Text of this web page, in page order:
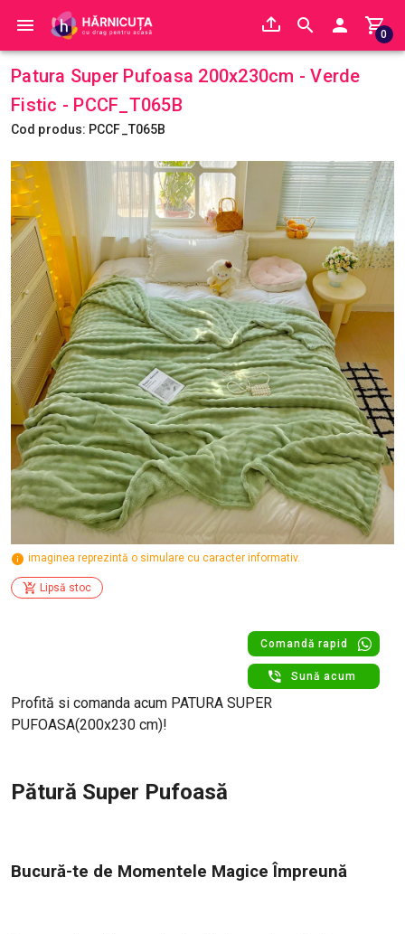
0
Patura Super Pufoasa 200x230cm - Verde
Fistic - PCCF_T065B
Cod produs: PCCF_T065B
imaginea reprezintă o simulare cu caracter informativ.
Lipsă stoc
Comandă rapid
Sună acum
Profită si comanda acum PATURA SUPER
PUFOASA(200x230 cm)!
Pătură Super Pufoasă
Bucură-te de Momentele Magice Împreună